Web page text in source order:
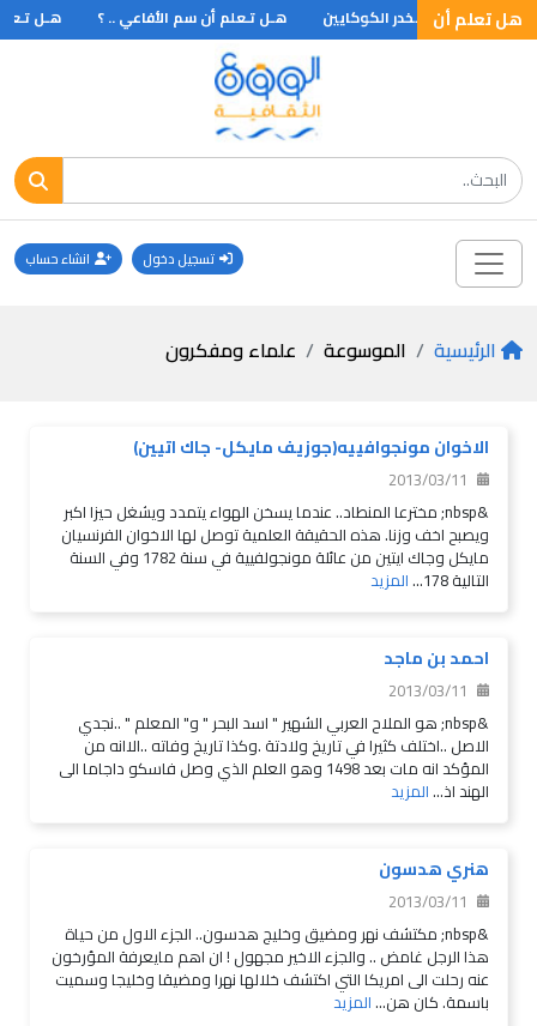
هل تعلم أن
يستخرج منها مخدر الكوكايين هـل تـعلم أن سم الأفاعي .. ؟ هـل
تسجيل دخول انشاء حساب
الرئيسية الموسوعة علماء ومفكرون
الاخوان مونجوافييه(جوزيف مايكل- جاك اتيين)
2013/03/11
&nbsp; مخترعا المنطاد.. عندما يسخن الهواء يتمدد ويشغل حيزا اكبر
ويصبح اخف وزنا. هذه الحقيقة العلمية توصل لها الاخوان الفرنسيان
مايكل وجاك ايتين من عائلة مونجولفيية في سنة 1782 وفي السنة
التالية 178... المزيد
احمد بن ماجد
2013/03/11
&nbsp; هو الملاح العربي الشهير " اسد البحر " و" المعلم " ..نجدي
الاصل ..اختلف كثيرا في تاريخ ولادتة .وكذا تاريخ وفاته ..الاانه من
المؤكد انه مات بعد 1498 وهو العلم الذي وصل فاسكو داجاما الى
الهند اذ...المزيد
هنري هدسون
2013/03/11
&nbsp; مكتشف نهر ومضيق وخليج هدسون.. الجزء الاول من حياة
هذا الرجل غامض .. والجزء الاخير مجهول ! ان اهم مايعرفة المؤرخون
عنه رحلت الى امريكا التي اكتشف خلالها نهرا ومضيقا وخليجا وسميت
باسمة. كان هن...المزيد